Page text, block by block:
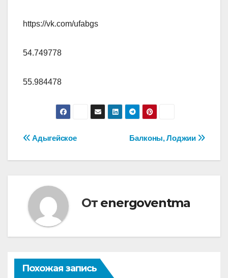
https://vk.com/ufabgs
54.749778
55.984478
Навигация
по
записям
Балконы, Лоджии
Адыгейское
От energoventma
Похожая запись